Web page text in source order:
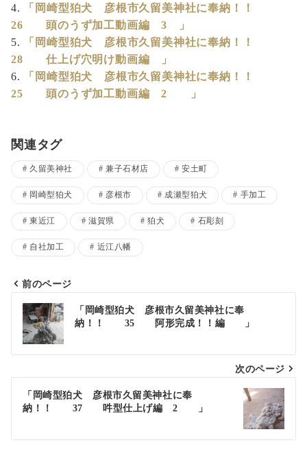
「岡崎型狛犬 彦根市久留美神社に奉納！！
26 頭のうず加工動画編 3 」
「岡崎型狛犬 彦根市久留美神社に奉納！！
28 仕上げ穴明け動画編 」
「岡崎型狛犬 彦根市久留美神社に奉納！！
25 頭のうず加工動画編 2 」
関連タグ
久留美神社 兼子石材店 安土町
岡崎型狛犬 彦根市 成瀬型狛犬 手加工
東近江 滋賀県 狛犬 石彫刻
自社加工 近江八幡
投
稿
ナ
ビ
シ
前のページ
「岡崎型狛犬 彦根市久留美神社に奉
納！！ 35 阿形完成！！編 」
次のページ
「岡崎型狛犬 彦根市久留美神社に奉
納！！ 37 吽型仕上げ編 2 」